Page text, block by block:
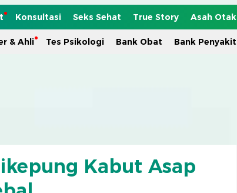
Konsultasi Seks Sehat True Story Asah Otak
& Ahli Tes Psikologi Bank Obat Bank Penyakit
Kabut Asap